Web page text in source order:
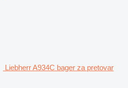
Liebherr A934C bager za pretovar